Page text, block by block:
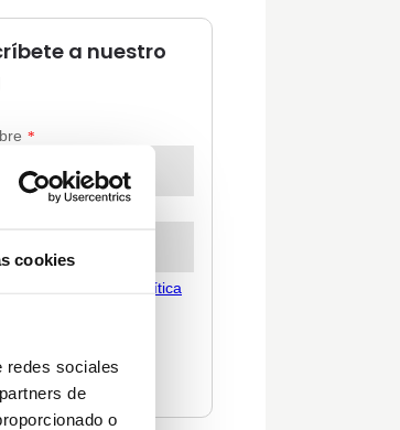
cookies
redes sociales
de
o
a nuestro